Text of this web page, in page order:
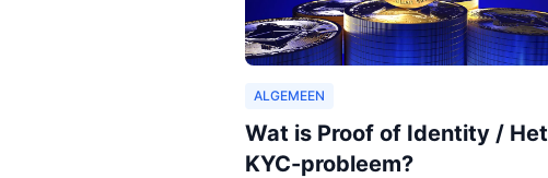
ALGEMEEN
Wat is Proof of Identity / Het
KYC-probleem?